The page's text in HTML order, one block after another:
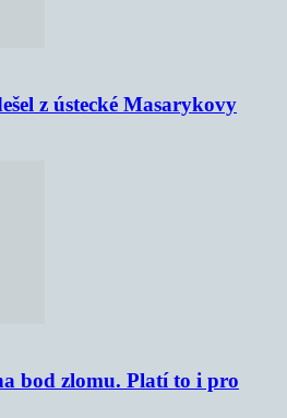
z ústecké Masarykovy
bod zlomu. Platí to i pro